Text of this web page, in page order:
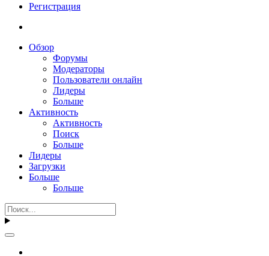
Регистрация
Обзор
Форумы
Модераторы
Пользователи онлайн
Лидеры
Больше
Активность
Активность
Поиск
Больше
Лидеры
Загрузки
Больше
Больше